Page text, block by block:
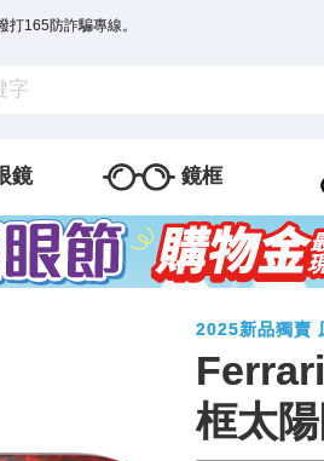
165防詐騙專線。
鏡 鏡框
2025新品獨賣
框太